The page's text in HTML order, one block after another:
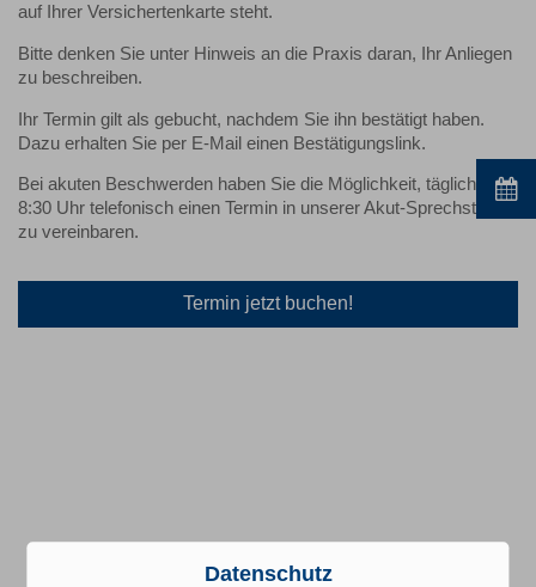
auf Ihrer Versichertenkarte steht.
Bitte denken Sie unter Hinweis an die Praxis daran, Ihr Anliegen
zu beschreiben.
Ihr Termin gilt als gebucht, nachdem Sie ihn bestätigt haben.
Dazu erhalten Sie per E-Mail einen Bestätigungslink.
Bei akuten Beschwerden haben Sie die Möglichkeit, täglich ab
8:30 Uhr telefonisch einen Termin in unserer Akut-Sprechstunde
zu vereinbaren.
Termin jetzt buchen!
Datenschutz